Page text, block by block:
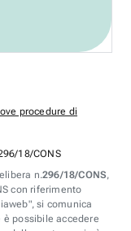
procedure di
18/CONS
n.296/18/CONS,
con riferimento
si comunica
possibile accedere